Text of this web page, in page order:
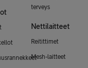
terveys
Nettilaitteet
Reitittimet
Mesh-laitteet